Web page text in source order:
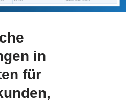
in
für